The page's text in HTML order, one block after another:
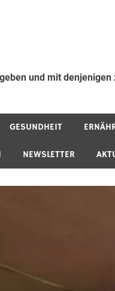
und mit
GESUNDHEIT
NEWSLETTER